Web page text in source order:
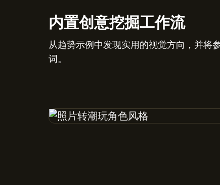
内置创意挖掘工作流
从趋势示例中发现实用的视觉方向，并将
词。